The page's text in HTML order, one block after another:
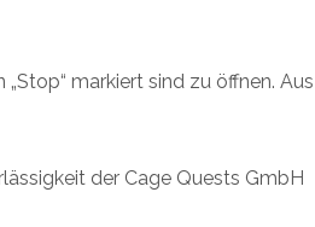
markiert sind zu öffnen. Aus
der Cage Quests GmbH